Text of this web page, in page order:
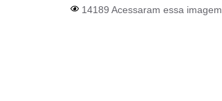
14189 Acessaram essa imagem